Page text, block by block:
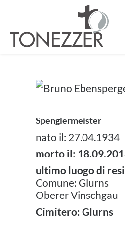
Spenglermeister
nato il: 27.04.1934
morto il:
ultimo luogo di
Comune: Glurns
Oberer Vinschgau
Cimitero: Glurns